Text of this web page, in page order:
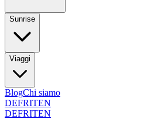
Sunrise
Viaggi
BlogChi siamo
DEFRITEN
DEFRITEN